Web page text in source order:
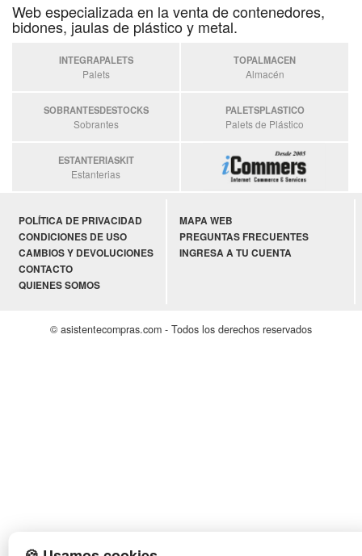
Web especializada en la venta de contenedores,
bidones, jaulas de plástico y metal.
INTEGRAPALETS
Palets
TOPALMACEN
Almacén
SOBRANTESDESTOCKS
Sobrantes
PALETSPLASTICO
Palets de Plástico
ESTANTERIASKIT
Estanterias
POLÍTICA DE PRIVACIDAD
CONDICIONES DE USO
CAMBIOS Y DEVOLUCIONES
CONTACTO
QUIENES SOMOS
MAPA WEB
PREGUNTAS FRECUENTES
INGRESA A TU CUENTA
© asistentecompras.com - Todos los derechos reservados